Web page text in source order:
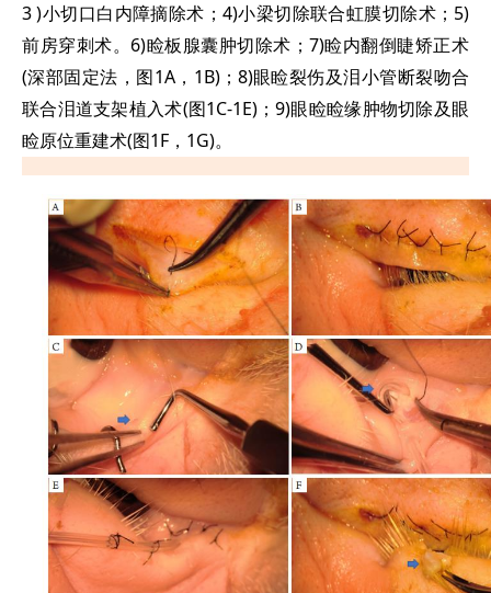
3 )小切口白内障摘除术；4)小梁切除联合虹膜切除术；5)
前房穿刺术。6)睑板腺囊肿切除术；7)睑内翻倒睫矫正术
(深部固定法，图1A，1B)；8)眼睑裂伤及泪小管断裂吻合
联合泪道支架植入术(图1C-1E)；9)眼睑睑缘肿物切除及眼
睑原位重建术(图1F，1G)。